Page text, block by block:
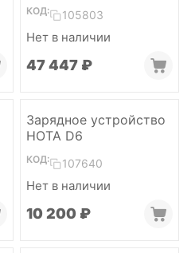
AC 2-6S (2x600W)
КОД: 105803
Нет в наличии
47 447 ₽
Зарядное устройство
HOTA D6
КОД: 107640
Нет в наличии
10 200 ₽